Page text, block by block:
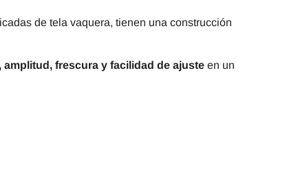
de tela vaquera, tienen una construcción
amplitud, frescura y facilidad de ajuste en un